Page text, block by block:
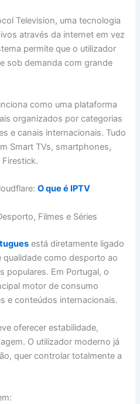
Television, uma tecnologia
através da internet em vez
permite que o utilizador
sob demanda com grande
como uma plataforma
organizados por categorias
e canais internacionais. Tudo
Smart TVs, smartphones,
O que é IPTV
Filmes e Séries
está diretamente ligado
como desporto ao
populares. Em Portugal, o
motor de consumo
e conteúdos internacionais.
oferecer estabilidade,
O utilizador moderno já
quer controlar totalmente a